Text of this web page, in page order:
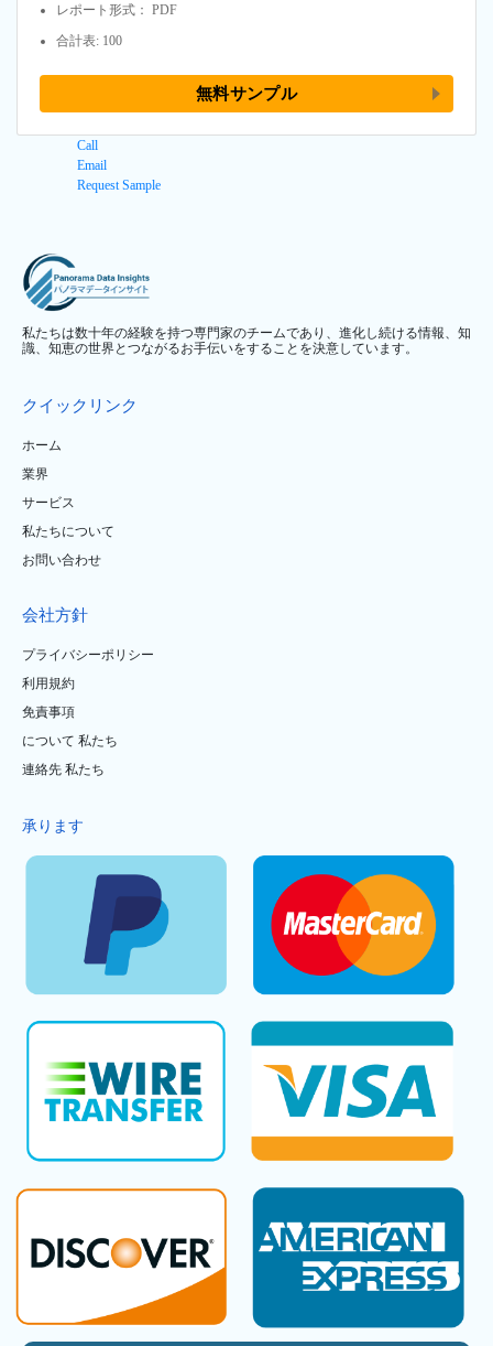
レポート形式： PDF
合計表: 100
無料サンプル
Call
Email
Request Sample
私たちは数十年の経験を持つ専門家のチームであり、進化し続ける情報、知
識、知恵の世界とつながるお手伝いをすることを決意しています。
クイックリンク
ホーム
業界
サービス
私たちについて
お問い合わせ
会社方針
プライバシーポリシー
利用規約
免責事項
について 私たち
連絡先 私たち
承ります